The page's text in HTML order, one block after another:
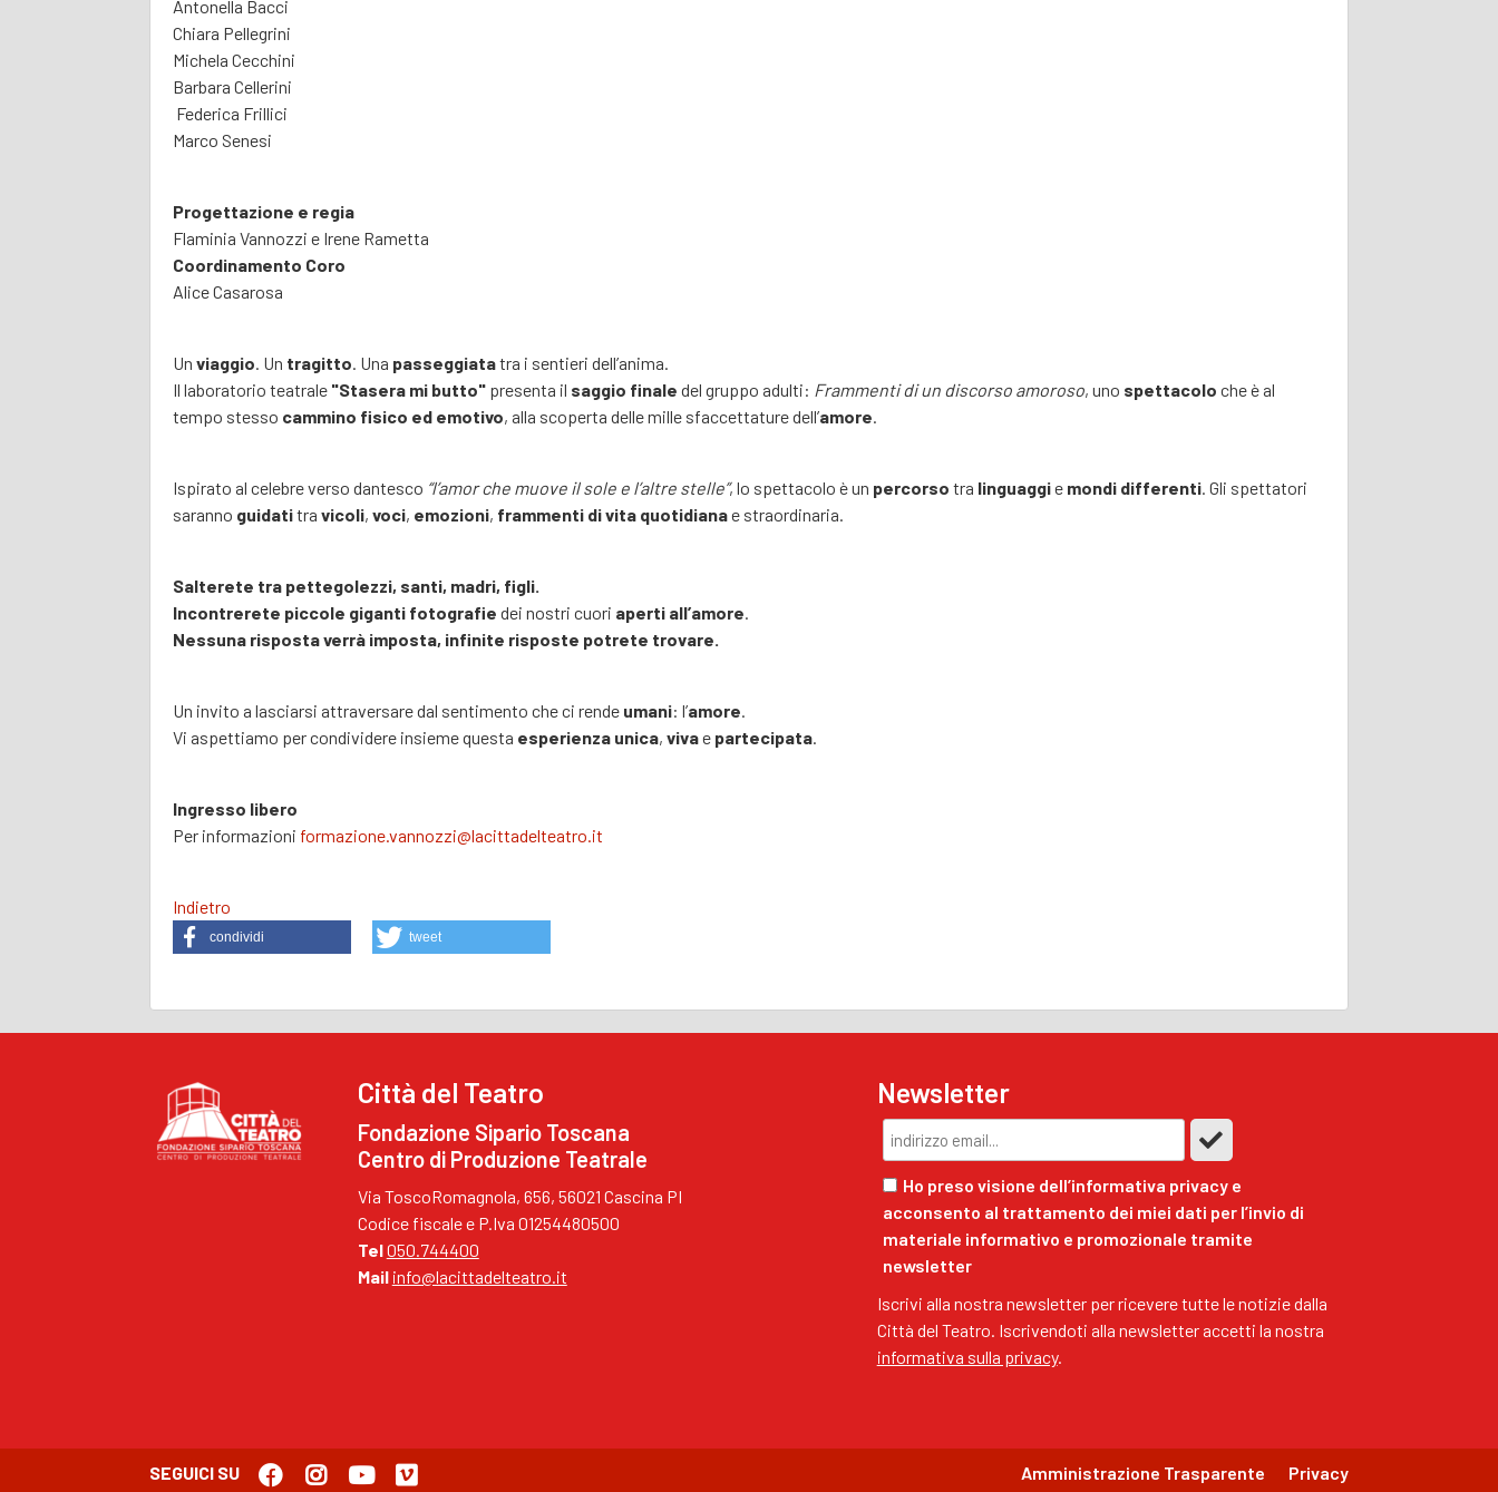
Antonella Bacci
Chiara Pellegrini
Michela Cecchini
Barbara Cellerini
Federica Frillici
Marco Senesi
Progettazione e regia
Flaminia Vannozzi e Irene Rametta
Coordinamento Coro
Alice Casarosa
Unviaggio. Un tragitto. Una passeggiatatra i sentieri dell’anima.
Il laboratorio teatrale "Stasera mi butto" presenta il saggio finale del gruppo adulti: Frammenti di un discorso amoroso, uno spettacolo che è al
tempo stesso cammino fisico ed emotivo, alla scoperta delle mille sfaccettature dell’amore.
Ispirato al celebre verso dantesco “l’amor che muove il sole e l’altre stelle”, lo spettacolo è un percorso tra linguaggie mondi differenti. Gli spettatori
saranno guidatitravicoli,voci, emozioni, frammenti di vita quotidianae straordinaria.
Salterete tra pettegolezzi, santi, madri, figli.
Incontrerete piccole giganti fotografie dei nostri cuori aperti all’amore.
Nessuna risposta verrà imposta, infinite risposte potrete trovare.
Un invito a lasciarsi attraversare dal sentimento che ci rende umani: l’amore.
Vi aspettiamo per condividere insieme questa esperienza unica,vivae partecipata.
Ingresso libero
Per informazioni formazione.vannozzi@lacittadelteatro.it
Indietro
condividi tweet
Città del Teatro
Fondazione Sipario Toscana
Centro di Produzione Teatrale
Via ToscoRomagnola, 656, 56021 Cascina PI
Codice fiscale e P.Iva 01254480500
Tel050.744400
Mail info@lacittadelteatro.it
Newsletter
Ho preso visione dell’informativa privacy e
acconsento al trattamento dei miei dati per l’invio di
materiale informativo e promozionale tramite
newsletter
Iscrivi alla nostra newsletter per ricevere tutte le notizie dalla
Città del Teatro. Iscrivendoti alla newsletter accetti la nostra
informativa sulla privacy.
SEGUICI SU Amministrazione Trasparente Privacy